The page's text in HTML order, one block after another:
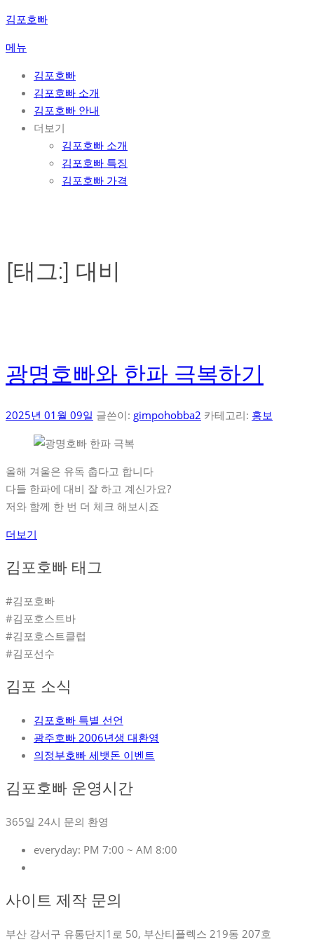
콘
츠
김포호빠
메뉴
김포호빠
김포호빠 소개
김포호빠 안내
더보기
김포호빠 소개
김포호빠 특징
김포호빠 가격
[태그:] 대비
광명호빠와 한파 극복하기
2025년 01월 09일 글쓴이: gimpohobba2 카테고리: 홍보
올해 겨울은 유독 춥다고 합니다
다들 한파에 대비 잘 하고 계신가요?
저와 함께 한 번 더 체크 해보시죠
더보기
김포호빠 태그
#김포호빠
#김포호스트바
#김포호스트클럽
#김포선수
김포 소식
김포호빠 특별 선언
광주호빠 2006년생 대환영
의정부호빠 세뱃돈 이벤트
김포호빠 운영시간
365일 24시 문의 환영
everyday: PM 7:00 ~ AM 8:00
사이트 제작 문의
부산 강서구 유통단지1로 50, 부산티플렉스 219동 207호